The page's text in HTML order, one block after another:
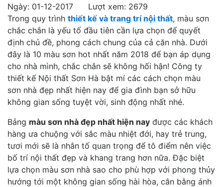
Ngày: 01-12-2017 Lượt xem: 2679
Trong quy trình thiết kế và trang trí nội thất, màu sơn
chắc chắn là yếu tố đầu tiên cần lựa chọn để quyết
định chủ đề, phong cách chung của cả căn nhà. Dưới
đây là 10 màu sơn hot nhất năm 2018 để bạn áp dụng
cho nhà mình, chắc chắn sẽ không hối hận! Công ty
thiết kế Nội thất Sơn Hà bật mí các cách chọn màu
sơn nhà đẹp nhất hiện nay để gia đình bạn sở hữu
không gian sống tuyệt vời, sinh động nhất nhé.
Bảng màu sơn nhà đẹp nhất hiện nay được các khách
hàng ưa chuộng với sắc màu nhiệt đới, hay trẻ trung,
tươi mới sẽ là nhân tố quan trọng để tô điểm nên việc
bố trí nội thất đẹp và khang trang hơn nữa. Đặc biệt
lựa chọn màu sơn nhà sao cho phù hợp với phong thủy
hướng tới một không gian sống hài hòa, cân bằng ánh